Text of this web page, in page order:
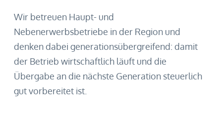
Wir betreuen Haupt- und
Nebenerwerbsbetriebe in der Region und
denken dabei generationsübergreifend: damit
der Betrieb wirtschaftlich läuft und die
Übergabe an die nächste Generation steuerlich
gut vorbereitet ist.